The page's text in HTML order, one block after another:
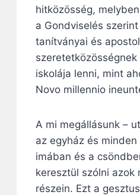
hitközösség,
a Gondviselés
tanítványai és
iskolája lenni, mint
Novo millennio
A mi megállásunk –
az egyház és
imában és a
keresztül szólni
részein. Ezt a